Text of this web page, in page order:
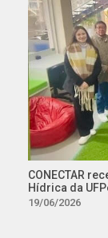
CONECTAR
Hídrica da
19/06/2026